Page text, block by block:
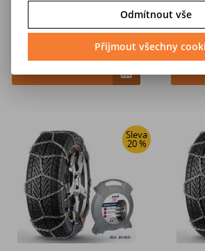
4 671 Kč
5 838 Kč
Sleva
20 %
Odmítnout vše
Přijmout všechny